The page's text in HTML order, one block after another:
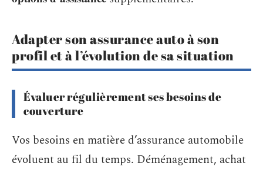
Adapter son assurance auto à son
profil et à l’évolution de sa situation
Évaluer régulièrement ses besoins de
couverture
Vos besoins en matière d’assurance automobile
évoluent au fil du temps. Déménagement, achat